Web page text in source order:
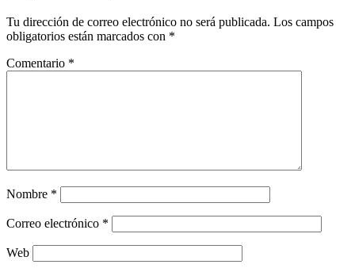
Tu dirección de correo electrónico no será publicada. Los campos
obligatorios están marcados con *
Comentario *
Nombre *
Correo electrónico *
Web